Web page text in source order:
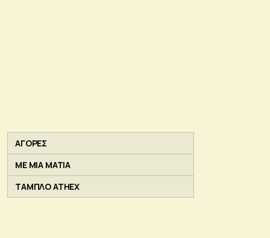
ΑΓΟΡΕΣ
ΜΕ ΜΙΑ ΜΑΤΙΑ
ΤΑΜΠΛΟ ATHEX